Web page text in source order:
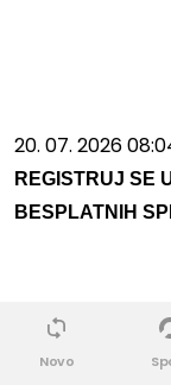
20. 07. 2026
REGISTRUJ SE
BESPLATNIH
Novo